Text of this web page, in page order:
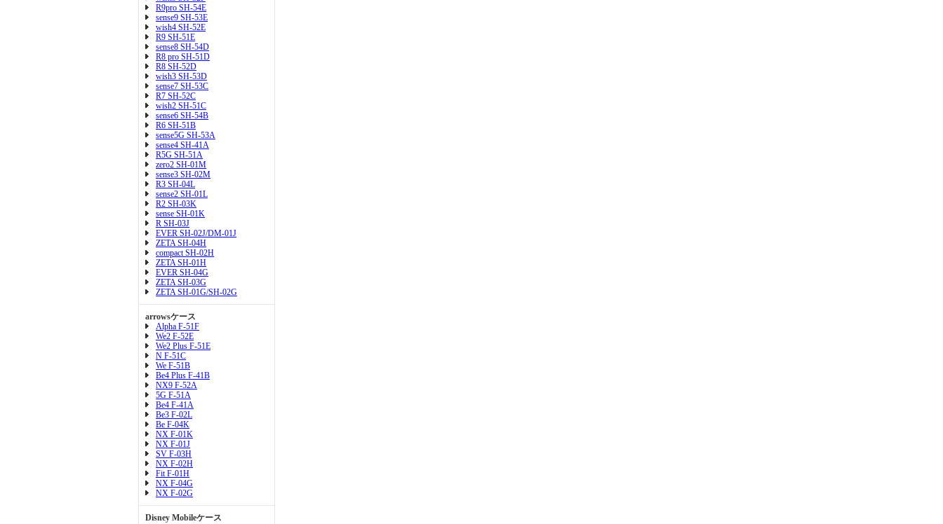
R9pro SH-54E
sense9 SH-53E
wish4 SH-52E
R9 SH-51E
sense8 SH-54D
R8 pro SH-51D
R8 SH-52D
wish3 SH-53D
sense7 SH-53C
R7 SH-52C
wish2 SH-51C
sense6 SH-54B
R6 SH-51B
sense5G SH-53A
sense4 SH-41A
R5G SH-51A
zero2 SH-01M
sense3 SH-02M
R3 SH-04L
sense2 SH-01L
R2 SH-03K
sense SH-01K
R SH-03J
EVER SH-02J/DM-01J
ZETA SH-04H
compact SH-02H
ZETA SH-01H
EVER SH-04G
ZETA SH-03G
ZETA SH-01G/SH-02G
arrowsケース
Alpha F-51F
We2 F-52E
We2 Plus F-51E
N F-51C
We F-51B
Be4 Plus F-41B
NX9 F-52A
5G F-51A
Be4 F-41A
Be3 F-02L
Be F-04K
NX F-01K
NX F-01J
SV F-03H
NX F-02H
Fit F-01H
NX F-04G
NX F-02G
Disney Mobileケース